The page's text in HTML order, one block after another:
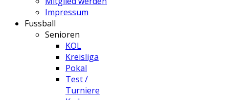
Impressum
Fussball
Senioren
KOL
Kreisliga
Pokal
Test /
Turniere